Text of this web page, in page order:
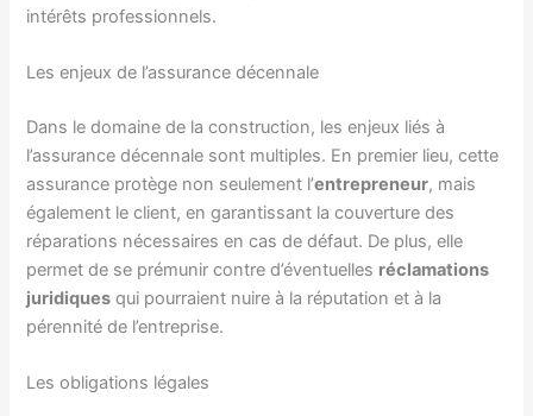
intérêts professionnels.
Les enjeux de l’assurance décennale
Dans le domaine de la construction, les enjeux liés à
l’assurance décennale sont multiples. En premier lieu, cette
assurance protège non seulement l’entrepreneur, mais
également le client, en garantissant la couverture des
réparations nécessaires en cas de défaut. De plus, elle
permet de se prémunir contre d’éventuelles réclamations
juridiques qui pourraient nuire à la réputation et à la
pérennité de l’entreprise.
Les obligations légales